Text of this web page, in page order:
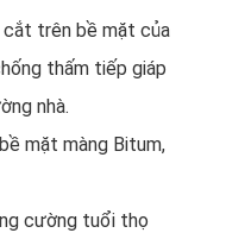
trên bề mặt của
thấm tiếp giáp
nhà.
mặt màng Bitum,
cường tuổi thọ